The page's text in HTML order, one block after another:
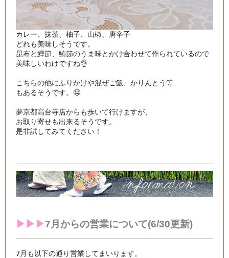
カレー、抹茶、柚子、山椒、唐辛子
どれも美味しそうです。
昆布と鰹節、鮪節のうま味とかけ合わせて作られているので
美味しいわけですね👌
こちらの他にふりかけや混ぜご飯、かりんとう等
もあるそうです。🤤
夢京都高台寺店からも歩いて行けますが、
お取り寄せも出来るそうです。
是非試してみてください！
▶︎▶︎▶︎7月からの営業について(6/30更新)
7月も以下の通り営業してまいります。